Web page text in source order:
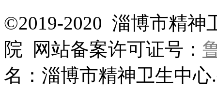
©2019-2020 淄博市精神
院 网站备案许可证号：
名：淄博市精神卫生中心